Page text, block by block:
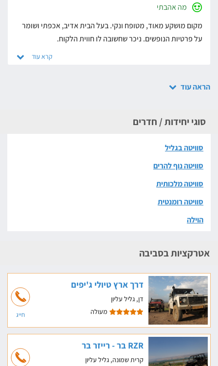
מה אהבתי
מקום מושקע מאוד, מטופח ונקי. בעל הבית אדיב, אכפתי ושומר
על פרטיות הנופשים. ניכר שחשובה לו חווית הלקוח.
הראה עוד
סוגי יחידות / חדרים
סוויטה בגליל
סוויטה נוף להרים
סוויטה מלכותית
סוויטה רומנטית
הוילה
אטרקציות בסביבה
חייג
דרך ארץ טיולי ג'יפים
דן, גליל עליון
מעולה
RZR בר - רייזר בר
קרית שמונה, גליל עליון